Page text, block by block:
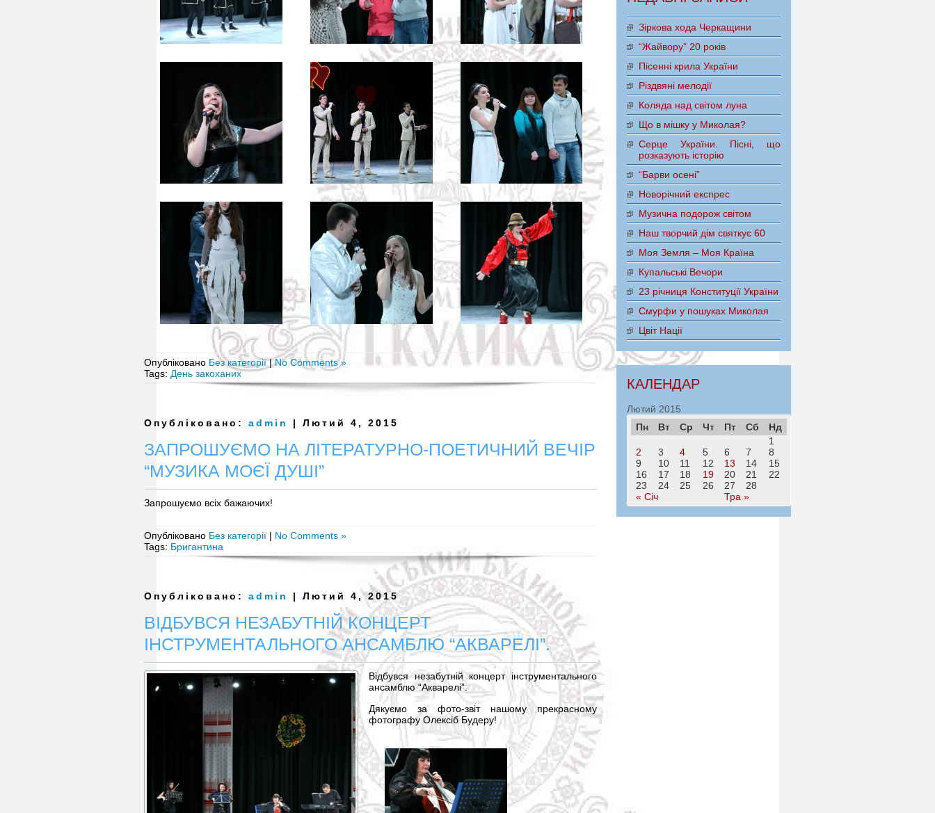
Опубліковано Без категорії|No Comments »
Tags: День закоханих
Опубліковано: admin | Лютий 4, 2015
ЗАПРОШУЄМО НА ЛІТЕРАТУРНО-ПОЕТИЧНИЙ ВЕЧІР
“МУЗИКА МОЄЇ ДУШІ”
Запрошуємо всіх бажаючих!
Опубліковано Без категорії | No Comments »
Tags: Бригантина
Опубліковано: admin | Лютий 4, 2015
ВІДБУВСЯ НЕЗАБУТНІЙ КОНЦЕРТ
ІНСТРУМЕНТАЛЬНОГО АНСАМБЛЮ “АКВАРЕЛІ”.
Відбувся незабутній концерт інструментального
ансамблю “Акварелі”.
Дякуємо за фото-звіт нашому прекрасному
фотографу Олексіб Будеру!
Зіркова хода Черкащини
“Жайвору” 20 років
Пісенні крила України
Різдвяні мелодії
Коляда над світом луна
Що в мішку у Миколая?
Серце України. Пісні, що
розказують історію
“Барви осені”
Новорічний експрес
Музична подорож світом
Наш творчий дім святкує 60
Моя Земля – Моя Країна
Купальські Вечори
23 річниця Конституції України
Смурфи у пошуках Миколая
Цвіт Нації
КАЛЕНДАР
Лютий 2015
Пн
Вт Ср Чт Пт Сб Нд
« Січ Тра »
1
2
3 4 5 6 7
8
9
10 11 12 13 14
15
16
17 18 19 20 21
22
23
24 25 26 27 28